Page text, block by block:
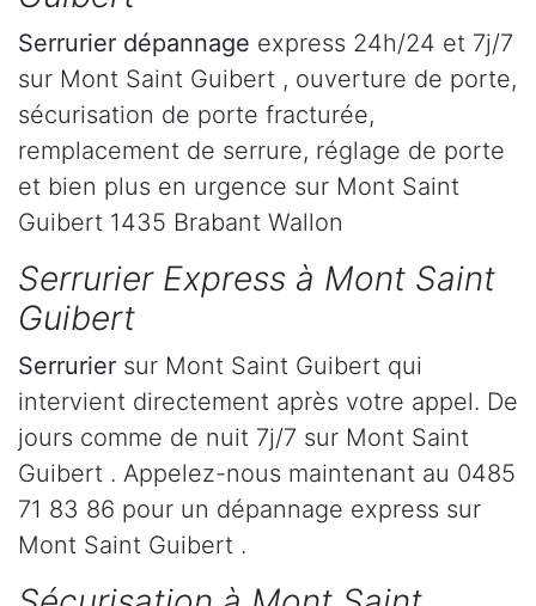
Serrurier dépannage express 24h/24 et 7j/7
sur Mont Saint Guibert , ouverture de porte,
sécurisation de porte fracturée,
remplacement de serrure, réglage de porte
et bien plus en urgence sur Mont Saint
Guibert 1435 Brabant Wallon
Serrurier Express à Mont Saint
Guibert
Serrurier sur Mont Saint Guibert qui
intervient directement après votre appel. De
jours comme de nuit 7j/7 sur Mont Saint
Guibert . Appelez-nous maintenant au 0485
71 83 86 pour un dépannage express sur
Mont Saint Guibert .